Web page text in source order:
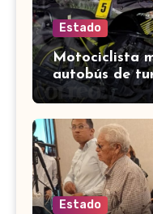
Estado
Motociclista
autobús de
León-San
Estado